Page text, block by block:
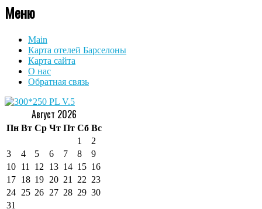
Меню
Main
Карта отелей Барселоны
Карта сайта
О нас
Обратная связь
Август 2026
Пн Вт Ср Чт Пт Сб Вс
1
2
3
4 5 6 7 8
9
10 11 12 13 14 15 16
17 18 19 20 21 22 23
24 25 26 27 28 29 30
31